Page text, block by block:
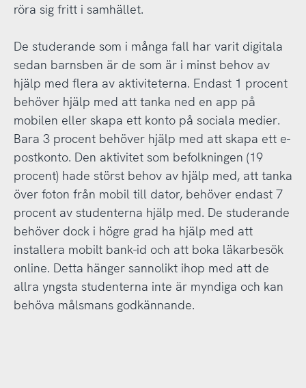
röra sig fritt i samhället.
De studerande som i många fall har varit digitala
sedan barnsben är de som är i minst behov av
hjälp med flera av aktiviteterna. Endast 1 procent
behöver hjälp med att tanka ned en app på
mobilen eller skapa ett konto på sociala medier.
Bara 3 procent behöver hjälp med att skapa ett e-
postkonto. Den aktivitet som befolkningen (19
procent) hade störst behov av hjälp med, att tanka
över foton från mobil till dator, behöver endast 7
procent av studenterna hjälp med. De studerande
behöver dock i högre grad ha hjälp med att
installera mobilt bank-id och att boka läkarbesök
online. Detta hänger sannolikt ihop med att de
allra yngsta studenterna inte är myndiga och kan
behöva målsmans godkännande.